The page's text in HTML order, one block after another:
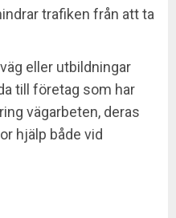
trafiken från att ta
eller utbildningar
till företag som har
vägarbeten, deras
hjälp både vid